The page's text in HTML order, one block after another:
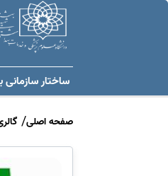
ساختار سازمانی
صفحه اصلی